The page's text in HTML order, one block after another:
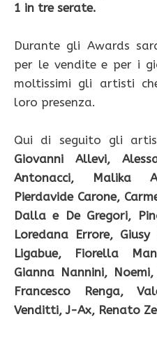
1 in tre serate.
Durante gli Awards
per le vendite e per i
moltissimi gli artisti
loro presenza.
Qui di seguito gli
Giovanni Allevi,
Antonacci, Malika
Pierdavide Carone,
Dalla e De Gregori,
Loredana Errore,
Ligabue, Fiorella
Gianna Nannini,
Francesco Renga,
Venditti, J-Ax, Renato